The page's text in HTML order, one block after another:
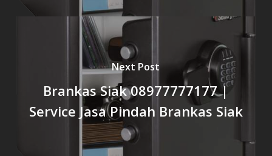
Next Post
Brankas Siak 08977777177 |
Service Jasa Pindah Brankas Siak